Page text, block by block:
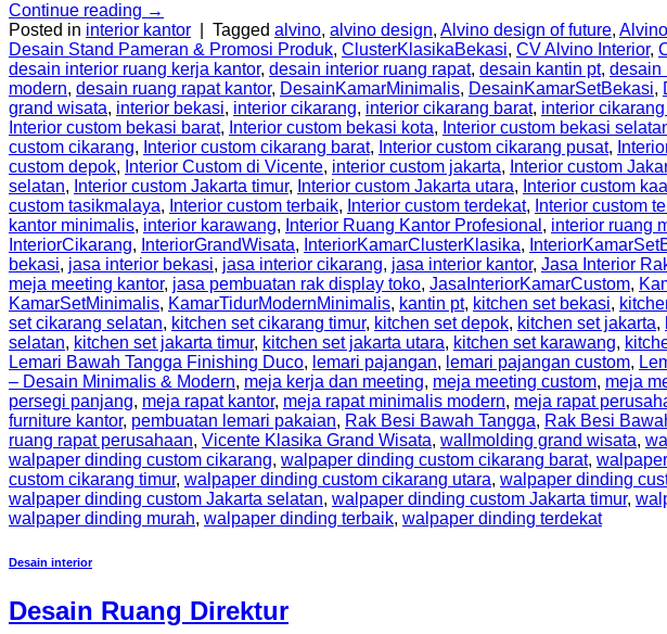
Continue reading →
Posted in interior kantor Tagged alvino, alvino design, Alvino design of future,
Desain Stand Pameran & Promosi Produk, ClusterKlasikaBekasi, CV Alvino Interior,
desain interior ruang kerja kantor, desain interior ruang rapat, desain kantin pt, desain
modern, desain ruang rapat kantor, DesainKamarMinimalis, DesainKamarSetBekasi,
grand wisata, interior bekasi, interior cikarang, interior cikarang barat, interior
Interior custom bekasi barat, Interior custom bekasi kota, Interior custom bekasi
custom cikarang, Interior custom cikarang barat, Interior custom cikarang pusat,
custom depok, Interior Custom di Vicente, interior custom jakarta, Interior custom
selatan, Interior custom Jakarta timur, Interior custom Jakarta utara, Interior custom
custom tasikmalaya, Interior custom terbaik, Interior custom terdekat, Interior custom
kantor minimalis, interior karawang, Interior Ruang Kantor Profesional , interior ruang
InteriorCikarang, InteriorGrandWisata, InteriorKamarClusterKlasika,
bekasi, jasa interior bekasi, jasa interior cikarang, jasa interior kantor, Jasa Interior
meja meeting kantor, jasa pembuatan rak display toko, JasaInteriorKamarCustom,
KamarSetMinimalis, KamarTidurModernMinimalis, kantin pt, kitchen set bekasi,
set cikarang selatan, kitchen set cikarang timur, kitchen set depok, kitchen set jakarta,
selatan, kitchen set jakarta timur, kitchen set jakarta utara, kitchen set karawang,
Lemari Bawah Tangga Finishing Duco, lemari pajangan, lemari pajangan custom,
– Desain Minimalis & Modern, meja kerja dan meeting, meja meeting custom, meja
persegi panjang, meja rapat kantor, meja rapat minimalis modern, meja rapat
furniture kantor, pembuatan lemari pakaian, Rak Besi Bawah Tangga, Rak Besi
ruang rapat perusahaan, Vicente Klasika Grand Wisata, wallmolding grand wisata,
walpaper dinding custom cikarang, walpaper dinding custom cikarang barat,
custom cikarang timur, walpaper dinding custom cikarang utara, walpaper dinding
walpaper dinding custom Jakarta selatan, walpaper dinding custom Jakarta timur,
walpaper dinding murah, walpaper dinding terbaik, walpaper dinding terdekat
Desain interior
Desain Ruang Direktur